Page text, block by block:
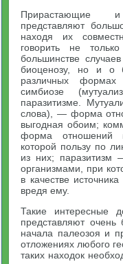
Прирастающие
представляют
находя их
говорить не
большинстве
биоценозу, но и о
различных
симбиозе
паразитизме.
слова), — форма
выгодная обоим;
форма отношений
которой пользу по
из них;
организмами, при
в качестве
вредя ему.
Такие интересные
представляют
начала палеозоя и
отложениях любого
таких находок